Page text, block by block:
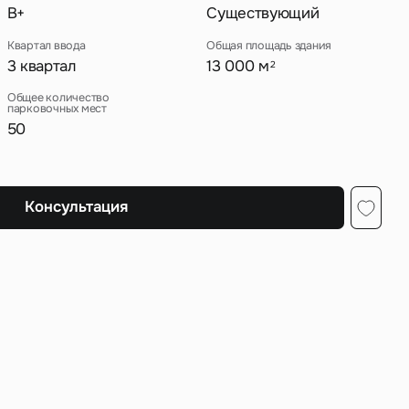
B+ Существующий
Квартал ввода
3 квартал
Общая площадь здания
13 000 м2
Общее количество
парковочных мест
50
Консультация